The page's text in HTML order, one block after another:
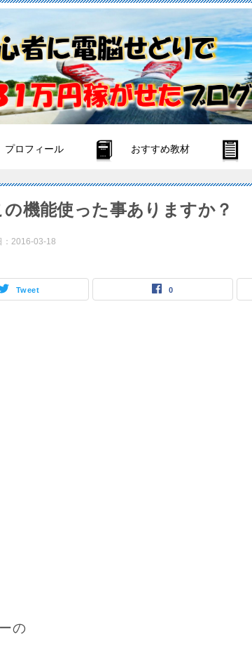
プロフィール おすすめ教材
機能使った事ありますか？
2016-03-18
Tweet 0
の